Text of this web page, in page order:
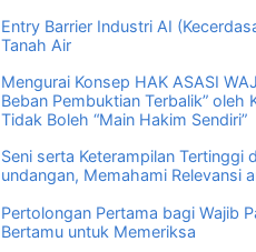
Entry Barrier Industri AI
Tanah Air
Mengurai Konsep HAK ASASI
Beban Pembuktian Terbalik” oleh
Tidak Boleh “Main Hakim Sendiri”
Seni serta Keterampilan Tertinggi
undangan, Memahami Relevansi
Pertolongan Pertama bagi Wajib
Bertamu untuk Memeriksa